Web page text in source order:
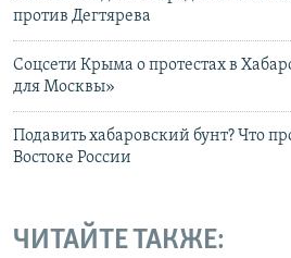
против Дегтярева
Соцсети Крыма о протестах в
для Москвы»
Подавить хабаровский бунт? Что
Востоке России
ЧИТАЙТЕ ТАКЖЕ: